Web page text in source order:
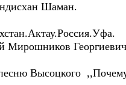
Шаман.
Мирошников
Высоцкого